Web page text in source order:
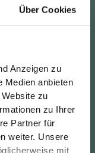
Über Cookies
Anzeigen zu
Medien anbieten
zu
zu Ihrer
Partner für
weiter. Unsere
mit
Fliesen